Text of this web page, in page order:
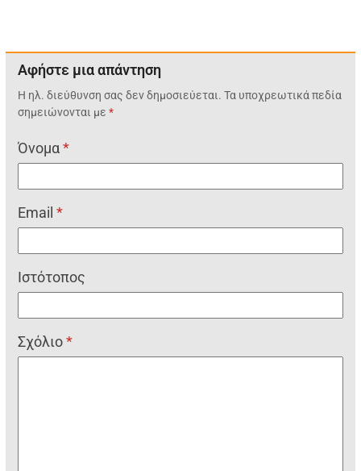
Αφήστε μια απάντηση
Η ηλ. διεύθυνση σας δεν δημοσιεύεται. Τα υποχρεωτικά πεδία
σημειώνονται με*
Όνομα*
Email*
Ιστότοπος
Σχόλιο*